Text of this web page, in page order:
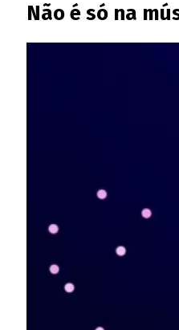
Não é só na